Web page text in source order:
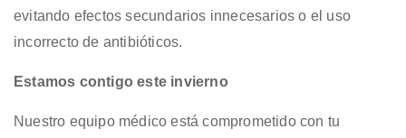
evitando efectos secundarios innecesarios o el uso
incorrecto de antibióticos.
Estamos contigo este invierno
Nuestro equipo médico está comprometido con tu